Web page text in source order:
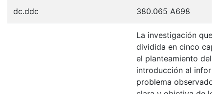
dc.ddc 380.065 A698
La investigación que
dividida en cinco
el planteamiento del
introducción al
problema observado,